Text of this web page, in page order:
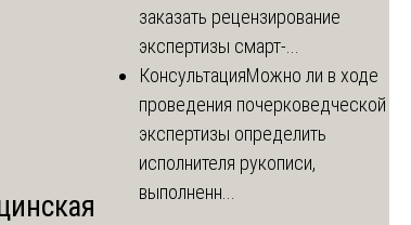
заказать рецензирование
экспертизы смарт-...
КонсультацияМожно ли в ходе
проведения почерковедческой
экспертизы определить
исполнителя рукописи,
выполненн...